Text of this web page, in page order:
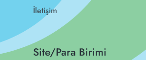
İletişim
Site/Para Birimi